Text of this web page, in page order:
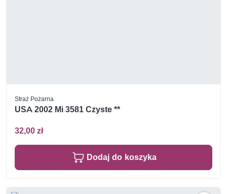
Straż Pożarna
USA 2002 Mi 3581 Czyste **
32,00 zł
Dodaj do koszyka